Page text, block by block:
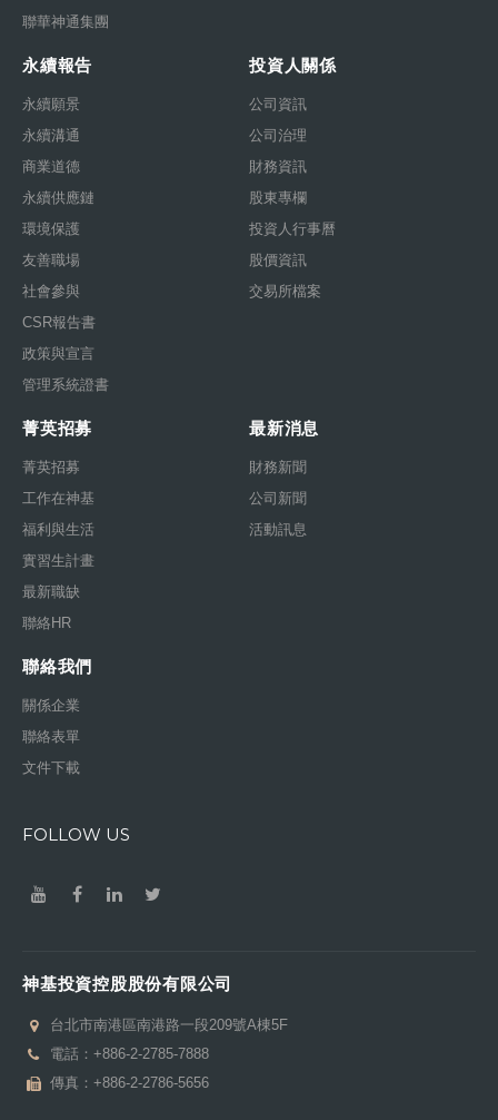
聯華神通集團
永續報告
永續願景
永續溝通
商業道德
永續供應鏈
環境保護
友善職場
社會參與
CSR報告書
政策與宣言
管理系統證書
投資人關係
公司資訊
公司治理
財務資訊
股東專欄
投資人行事曆
股價資訊
交易所檔案
菁英招募
菁英招募
工作在神基
福利與生活
實習生計畫
最新職缺
聯絡HR
最新消息
財務新聞
公司新聞
活動訊息
聯絡我們
關係企業
聯絡表單
文件下載
FOLLOW US
神基投資控股股份有限公司
台北市南港區南港路一段209號A棟5F
電話： +886-2-2785-7888
傳真：+886-2-2786-5656